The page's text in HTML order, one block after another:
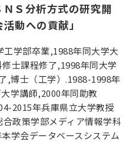
Ｓ分析方式の研究開
動への貢献」
工学部卒業,1988年同大学大
士課程修了,1998年同大学
,博士（工学）.1988-1998年
学講師,2000年同助教
2015年兵庫県立大学教授
政策学部メディア情報学科
学会データベースシステム